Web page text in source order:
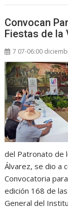
Convocan
Fiestas de la
7 07-06:00
del Patronato de
Álvarez, se dio a
Convocatoria
edición 168 de
General del